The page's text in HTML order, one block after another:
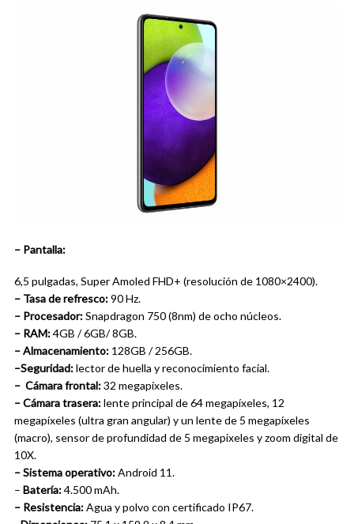
– Pantalla:
6,5 pulgadas, Super Amoled FHD+ (resolución de 1080×2400).
– Tasa de refresco:90 Hz.
– Procesador:Snapdragon 750 (8nm) de ocho núcleos.
– RAM:4GB / 6GB/ 8GB.
– Almacenamiento: 128GB / 256GB.
–Seguridad:lector de huella y reconocimiento facial.
– Cámara frontal:32 megapíxeles.
– Cámara trasera:lente principal de 64 megapíxeles, 12
megapíxeles (ultra gran angular) y un lente de 5 megapíxeles
(macro), sensor de profundidad de 5 megapixeles y zoom digital de
10X.
– Sistema operativo:Android 11.
– Batería:4.500 mAh.
– Resistencia:Agua y polvo con certificado IP67.